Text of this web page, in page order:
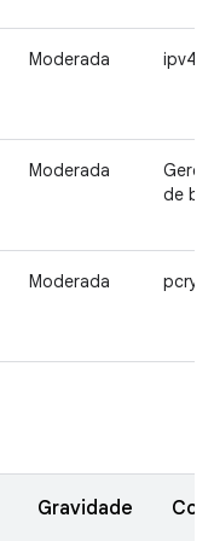
Moderada ipv4/
Moderada
de
Moderada
Gravidade